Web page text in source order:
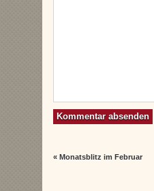
« Monatsblitz im Februar